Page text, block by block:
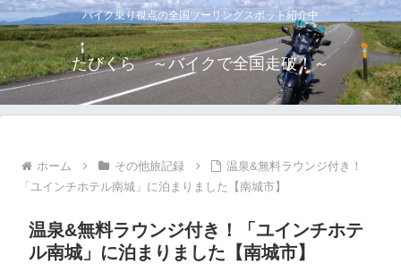
バイク乗り視点の全国ツーリングスポット紹介中
たびくら ～バイクで全国走破！～
ホーム その他旅記録
温泉&無料ラウンジ付き！
「ユインチホテル南城」に泊まりました【南城市】
温泉&無料ラウンジ付き！「ユインチホテ
ル南城」に泊まりました【南城市】